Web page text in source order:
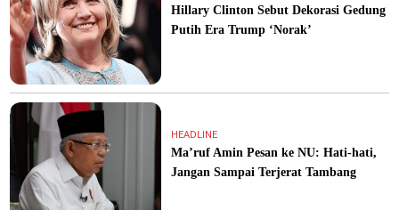
Hillary Clinton Sebut Dekorasi Gedung
Putih Era Trump ‘Norak’
HEADLINE
Ma’ruf Amin Pesan ke NU: Hati-hati,
Jangan Sampai Terjerat Tambang